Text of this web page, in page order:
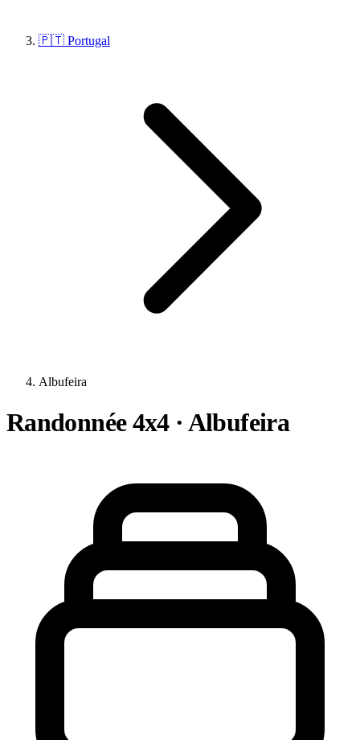
🇵🇹 Portugal
Albufeira
Randonnée 4x4 · Albufeira